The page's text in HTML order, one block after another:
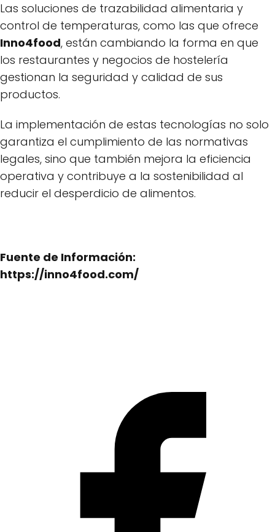
Las soluciones de trazabilidad alimentaria y
control de temperaturas, como las que ofrece
Inno4food, están cambiando la forma en que
los restaurantes y negocios de hostelería
gestionan la seguridad y calidad de sus
productos.
La implementación de estas tecnologías no solo
garantiza el cumplimiento de las normativas
legales, sino que también mejora la eficiencia
operativa y contribuye a la sostenibilidad al
reducir el desperdicio de alimentos.
Fuente de Información:
https://inno4food.com/